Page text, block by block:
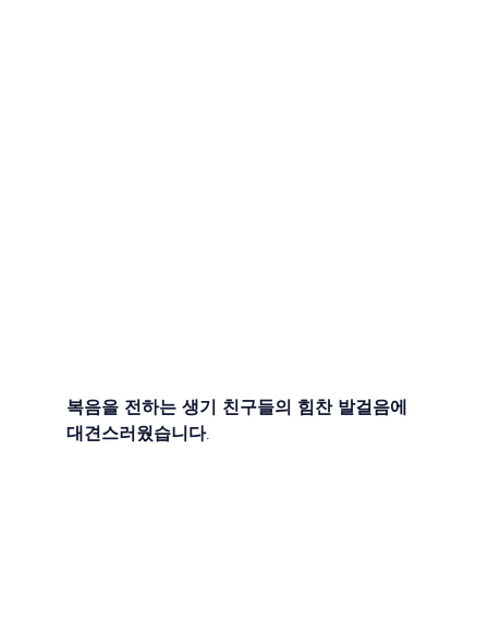
복음을 전하는 생기 친구들의 힘찬 발걸음에
대견스러웠습니다.